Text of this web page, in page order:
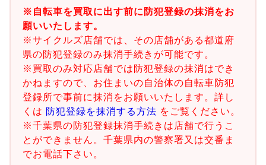
※自転車を買取に出す前に防犯登録の抹消をお
願いいたします。
※サイクルズ店舗では、その店舗がある都道府
県の防犯登録のみ抹消手続きが可能です。
※買取のみ対応店舗では防犯登録の抹消はでき
かねますので、お住まいの自治体の自転車防犯
登録所で事前に抹消をお願いいたします。詳し
くは 防犯登録を抹消する方法 をご覧ください。
※千葉県の防犯登録抹消手続きは店舗で行うこ
とができません。千葉県内の警察署又は交番ま
でお電話下さい。